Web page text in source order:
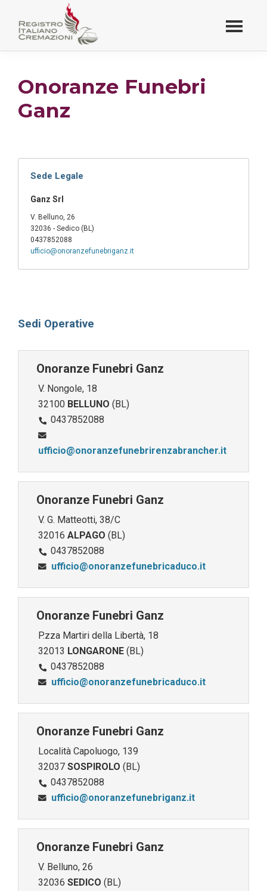
contenuto
principaleRegistro Italiano
Onoranze Funebri
Ganz
Sede Legale
Ganz Srl
V. Belluno, 26
32036 - Sedico (BL)
0437852088
ufficio@onoranzefunebriganz.it
Sedi Operative
Onoranze Funebri Ganz
V. Nongole, 18
32100 BELLUNO (BL)
0437852088
ufficio@onoranzefunebrirenzabrancher.it
Onoranze Funebri Ganz
V. G. Matteotti, 38/C
32016 ALPAGO (BL)
0437852088
ufficio@onoranzefunebricaduco.it
Onoranze Funebri Ganz
P.zza Martiri della Libertà, 18
32013 LONGARONE (BL)
0437852088
ufficio@onoranzefunebricaduco.it
Onoranze Funebri Ganz
Località Capoluogo, 139
32037 SOSPIROLO (BL)
0437852088
ufficio@onoranzefunebriganz.it
Onoranze Funebri Ganz
V. Belluno, 26
32036 SEDICO (BL)